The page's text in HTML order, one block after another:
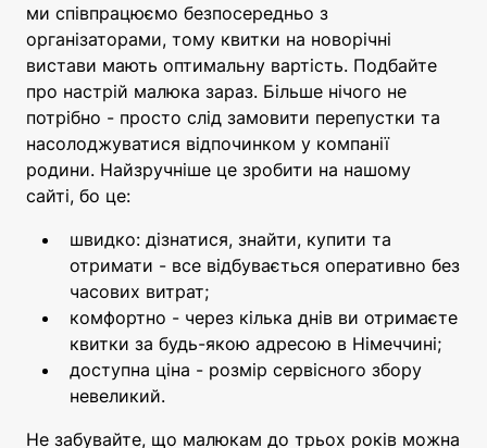
ми співпрацюємо безпосередньо з
організаторами, тому квитки на новорічні
вистави мають оптимальну вартість. Подбайте
про настрій малюка зараз. Більше нічого не
потрібно - просто слід замовити перепустки та
насолоджуватися відпочинком у компанії
родини. Найзручніше це зробити на нашому
сайті, бо це:
швидко: дізнатися, знайти, купити та
отримати - все відбувається оперативно без
часових витрат;
комфортно - через кілька днів ви отримаєте
квитки за будь-якою адресою в Німеччині;
доступна ціна - розмір сервісного збору
невеликий.
Не забувайте, що малюкам до трьох років можна